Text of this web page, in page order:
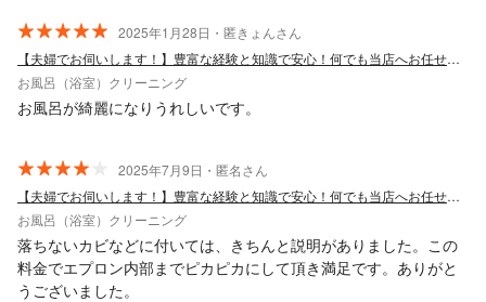
2025年1月28日・匿きょんさん
【夫婦でお伺いします！】豊富な経験と知識で安心！何でも当店へお任せください！
お風呂（浴室）クリーニング
お風呂が綺麗になりうれしいです。
2025年7月9日・匿名さん
【夫婦でお伺いします！】豊富な経験と知識で安心！何でも当店へお任せください！
お風呂（浴室）クリーニング
落ちないカビなどに付いては、きちんと説明がありました。この
料金でエプロン内部までピカピカにして頂き満足です。ありがと
うございました。